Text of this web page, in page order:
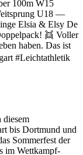
100m W15
U18 —
Elsia & Elsy De
👯 Voller
haben. Das ist
#Leichtathletik